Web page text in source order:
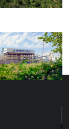
甲醇产能30万吨/
万吨煤制烯烃“煤
维护好职工生命健
投入15亿元用于
山建设，获国家、
新技术企业。积极
工的60%。与新疆
招工为招生”校企